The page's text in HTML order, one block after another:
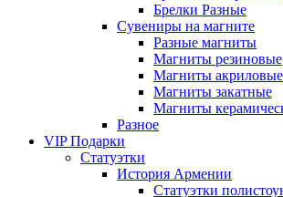
Брелки Разные
Сувениры на магните
Разные магниты
Магниты резиновые
Магниты акриловые
Магниты закатные
Магниты
Разное
VIP Подарки
Статуэтки
История Армении
Статуэтки